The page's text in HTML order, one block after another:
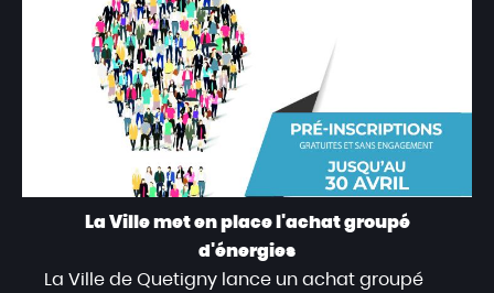
La Ville met en place l'achat groupé
d'énergies
La Ville de Quetigny lance un achat groupé